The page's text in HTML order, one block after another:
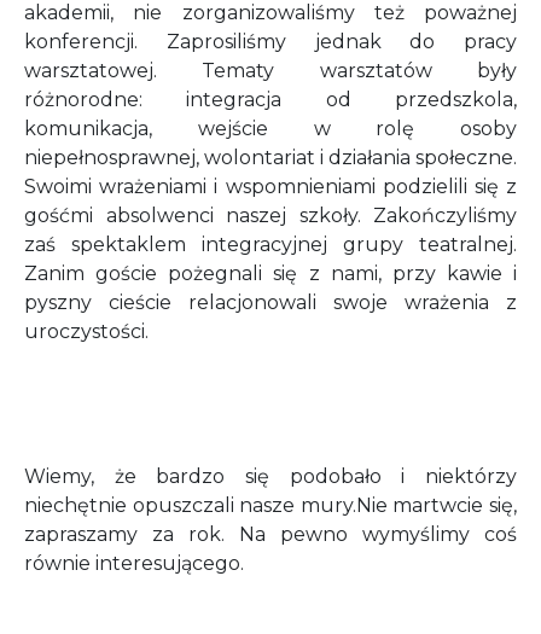
akademii, nie zorganizowaliśmy też poważnej
konferencji. Zaprosiliśmy jednak do pracy
warsztatowej. Tematy warsztatów były
różnorodne: integracja od przedszkola,
komunikacja, wejście w rolę osoby
niepełnosprawnej, wolontariat i działania społeczne.
Swoimi wrażeniami i wspomnieniami podzielili się z
gośćmi absolwenci naszej szkoły. Zakończyliśmy
zaś spektaklem integracyjnej grupy teatralnej.
Zanim goście pożegnali się z nami, przy kawie i
pyszny cieście relacjonowali swoje wrażenia z
uroczystości.
Wiemy, że bardzo się podobało i niektórzy
niechętnie opuszczali nasze mury.Nie martwcie się,
zapraszamy za rok. Na pewno wymyślimy coś
równie interesującego.